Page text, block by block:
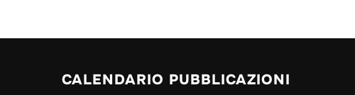
CALENDARIO PUBBLICAZIONI